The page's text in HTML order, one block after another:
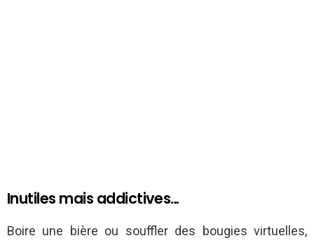
Inutiles mais addictives…
Boire une bière ou souffler des bougies virtuelles,